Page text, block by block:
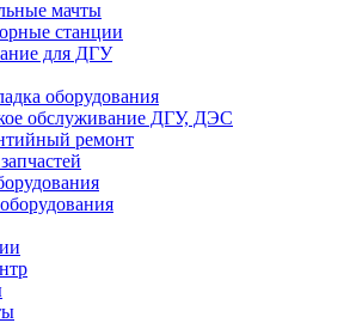
мачты
станции
для ДГУ
оборудования
обслуживание ДГУ, ДЭС
ремонт